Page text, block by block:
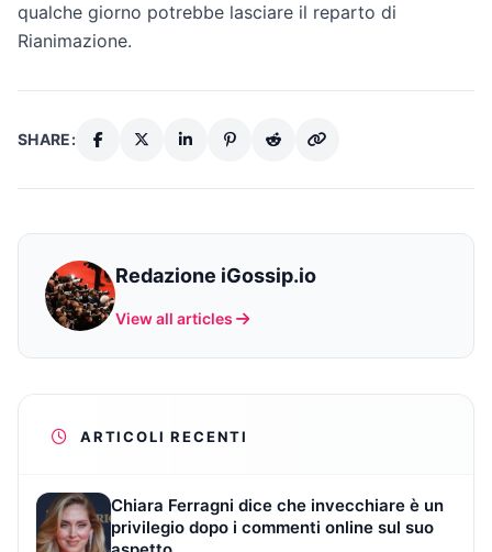
qualche giorno potrebbe lasciare il reparto di
Rianimazione.
SHARE:
Redazione iGossip.io
View all articles
ARTICOLI RECENTI
Chiara Ferragni dice che invecchiare è un
privilegio dopo i commenti online sul suo